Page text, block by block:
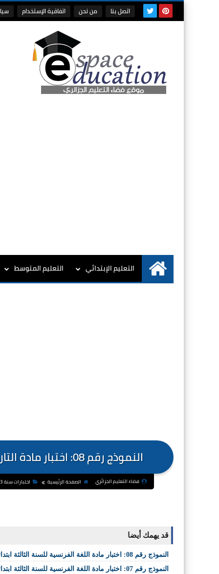
اتصل بنا من نحن اتفاقية الإستخدام
الرئيسية
التعليم الإبتدائي التعليم المتوسط
النموذج رقم 08: اختبار مادة التاريخ والجغرافيا للسنة الثالثة ابتدائي ف3-ج2
فضاء التعليم الجزائري الصفحة الرئيسية اختبارات سنة 3 ابتدائي
قد يهمك أيضا
النموذج رقم 08: اختبار مادة اللغة الفرنسية للسنة الثالثة ابتدائي ف3-ج2
النموذج رقم 07: اختبار مادة اللغة الفرنسية للسنة الثالثة ابتدائي ف3-ج2